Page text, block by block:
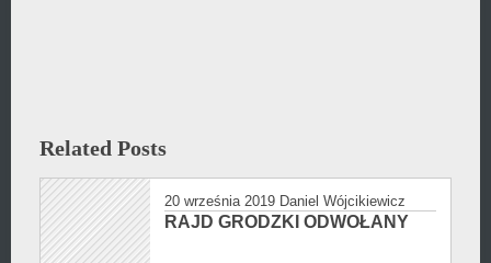
Related Posts
20 września 2019 Daniel Wójcikiewicz
RAJD GRODZKI ODWOŁANY